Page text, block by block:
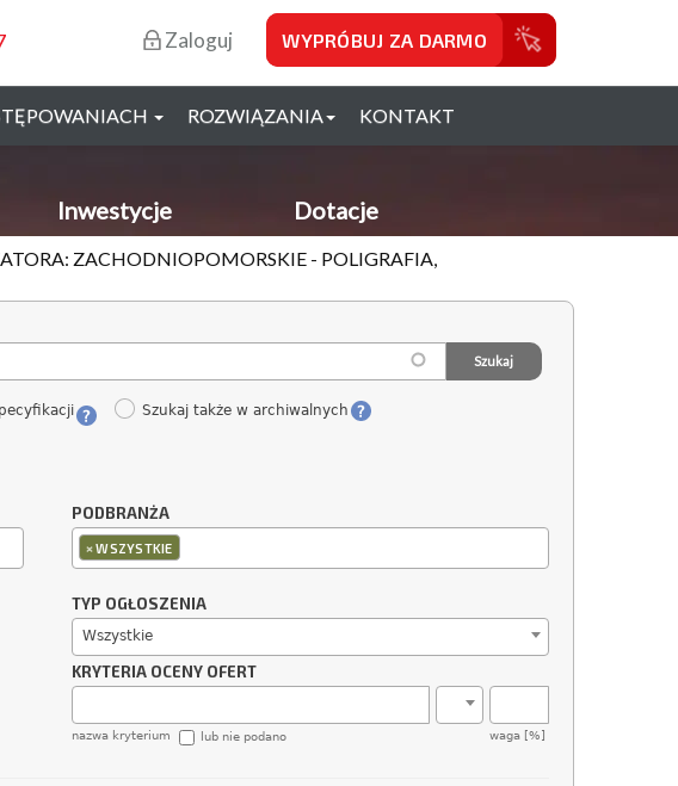
Zaloguj WYPRÓBUJ ZA DARMO
ROZWIĄZANIA KONTAKT
Inwestycje Dotacje
ZACHODNIOPOMORSKIE - POLIGRAFIA,
Szukaj także w archiwalnych
PODBRANŻA
×WSZYSTKIE
TYP OGŁOSZENIA
Wszystkie
KRYTERIA OCENY OFERT
nazwa kryterium waga [%]
lub nie podano